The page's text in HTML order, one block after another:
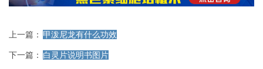
上一篇： 甲泼尼龙有什么功效
下一篇： 白灵片说明书图片